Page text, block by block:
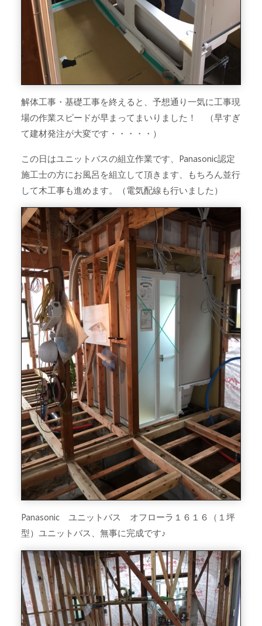
解体工事・基礎工事を終えると、予想通り一気に工事現
場の作業スピードが早まってまいりました！ （早すぎ
て建材発注が大変です・・・・・）
この日はユニットバスの組立作業です、Panasonic認定
施工士の方にお風呂を組立して頂きます、もちろん並行
して木工事も進めます。（電気配線も行いました）
Panasonic ユニットバス オフローラ１６１６（１坪
型）ユニットバス、無事に完成です♪